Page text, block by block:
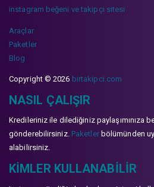
instagram beğeni ve takipçi sitesi
Araçlar
Paketler
Blog
Copyright © 2026 birtakipci.com
NASIL ÇALIŞIR
Kredileriniz ile dilediğiniz paylaşımınıza
gönderebilirsiniz. Paketlerbölümünden
alabilirsiniz.
KIMLER KULLANABILIR